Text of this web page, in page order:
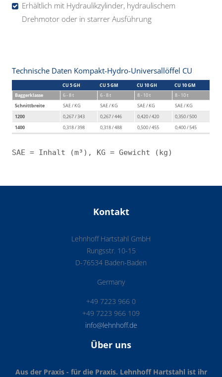
Erhältlich mit Hydraulikzylinder, hydraulischem
Drehmotor oder in starrer Ausführung
Technische Daten Kompakt-Hydro-Universallöffel CU
CU 5 GH CU 5 GM CU 10 GH
CU 10 GM
Baggerklasse
6 - 8 t 6 - 8 t 8 - 10 t
8 - 10 t
Schnittbreite
SAE / KG SAE / KG SAE / KG
SAE / KG
1200
0,267 / 343 0,267 / 446 0,420 / 420
0,350 / 500
1400
0,318 / 398 0,318 / 488 0,500 / 455 0,400 / 545
SAE = Inhalt (m³), KG = Gewicht (kg)
Kontakt
Lehnhoff Hartstahl GmbH
Rungsstr. 10-15
D-76534 Baden-Baden
Germany
+49 7223 966 0
+49 7223 966 109
info@lehnhoff.de
Über uns
Aus der Praxis - für die Praxis. Lehnhoff Hartstahl ist ihr